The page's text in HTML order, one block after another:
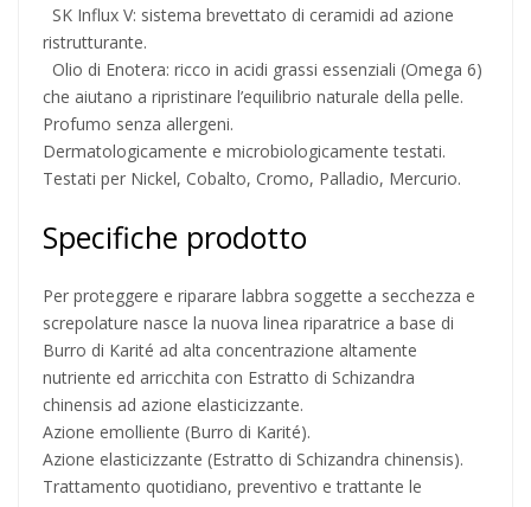
SK Influx V: sistema brevettato di ceramidi ad azione
ristrutturante.
Olio di Enotera: ricco in acidi grassi essenziali (Omega 6)
che aiutano a ripristinare l’equilibrio naturale della pelle.
Profumo senza allergeni.
Dermatologicamente e microbiologicamente testati.
Testati per Nickel, Cobalto, Cromo, Palladio, Mercurio.
Specifiche prodotto
Per proteggere e riparare labbra soggette a secchezza e
screpolature nasce la nuova linea riparatrice a base di
Burro di Karité ad alta concentrazione altamente
nutriente ed arricchita con Estratto di Schizandra
chinensis ad azione elasticizzante.
Azione emolliente (Burro di Karité).
Azione elasticizzante (Estratto di Schizandra chinensis).
Trattamento quotidiano, preventivo e trattante le